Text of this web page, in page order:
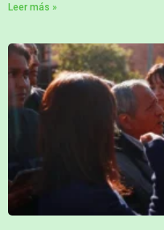
Leer más »